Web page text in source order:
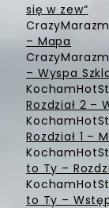
się w zew”
CrazyMarazm
– Mapa
CrazyMarazm
– Wyspa
Rozdział 2 –
Rozdział 1 –
to Ty –
to Ty –